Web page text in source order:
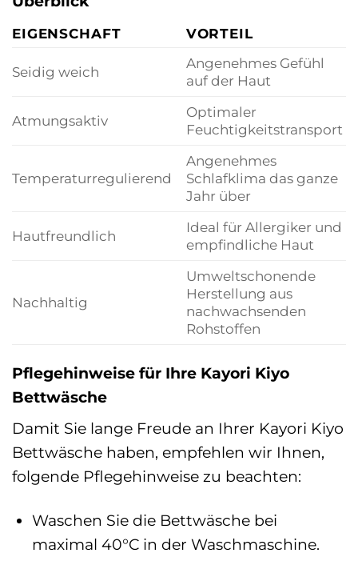
EIGENSCHAFT VORTEIL
Seidig weich
Angenehmes Gefühl
auf der Haut
Atmungsaktiv
Optimaler
Feuchtigkeitstransport
Temperaturregulierend
Angenehmes
Schlafklima das ganze
Jahr über
Hautfreundlich
Ideal für Allergiker und
empfindliche Haut
Nachhaltig
Umweltschonende
Herstellung aus
nachwachsenden
Rohstoffen
Pflegehinweise für Ihre Kayori Kiyo
Bettwäsche
Damit Sie lange Freude an Ihrer Kayori Kiyo
Bettwäsche haben, empfehlen wir Ihnen,
folgende Pflegehinweise zu beachten:
Waschen Sie die Bettwäsche bei
maximal 40°C in der Waschmaschine.